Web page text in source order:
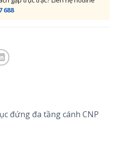
688
đứng đa tầng cánh CNP